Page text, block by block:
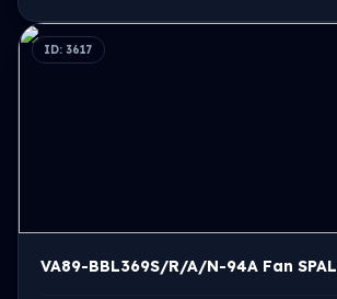
ID: 3617
VA89-BBL369S/R/A/N-94A Fan SPAL